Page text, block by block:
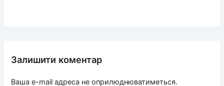
Залишити коментар
Ваша e-mail адреса не оприлюднюватиметься.